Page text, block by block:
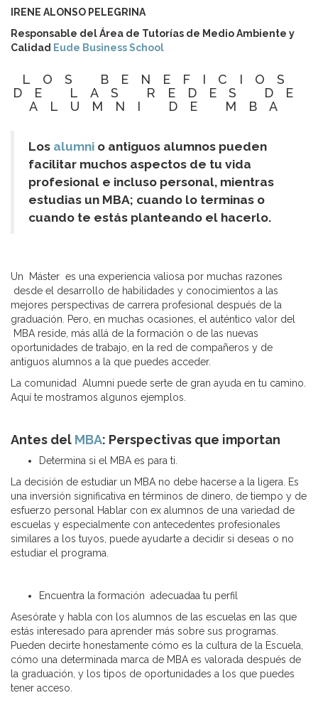
IRENE ALONSO PELEGRINA
Responsable del Área de Tutorías de Medio Ambiente y
Calidad Eude Business School
LOS BENEFICIOS
DE LAS REDES DE
ALUMNI DE MBA
Los alumni o antiguos alumnos pueden
facilitar muchos aspectos de tu vida
profesional e incluso personal, mientras
estudias un MBA; cuando lo terminas o
cuando te estás planteando el hacerlo.
Un Máster es una experiencia valiosa por muchas razones
desde el desarrollo de habilidades y conocimientos a las
mejores perspectivas de carrera profesional después de la
graduación. Pero, en muchas ocasiones, el auténtico valor del
MBA reside, más allá de la formación o de las nuevas
oportunidades de trabajo, en la red de compañeros y de
antiguos alumnos a la que puedes acceder.
La comunidad Alumni puede serte de gran ayuda en tu camino.
Aquí te mostramos algunos ejemplos.
Antes del MBA: Perspectivas que importan
Determina si el MBA es para ti.
La decisión de estudiar un MBA no debe hacerse a la ligera. Es
una inversión significativa en términos de dinero, de tiempo y de
esfuerzo personal Hablar con ex alumnos de una variedad de
escuelas y especialmente con antecedentes profesionales
similares a los tuyos, puede ayudarte a decidir si deseas o no
estudiar el programa.
Encuentra la formación adecuadaa tu perfil
Asesórate y habla con los alumnos de las escuelas en las que
estás interesado para aprender más sobre sus programas.
Pueden decirte honestamente cómo es la cultura de la Escuela,
cómo una determinada marca de MBA es valorada después de
la graduación, y los tipos de oportunidades a los que puedes
tener acceso.